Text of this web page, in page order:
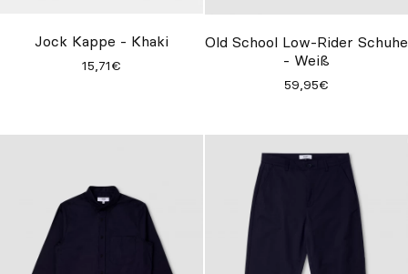
Jock Kappe - Khaki
15,71€
Old School Low-Rider Schuhe
- Weiß
59,95€